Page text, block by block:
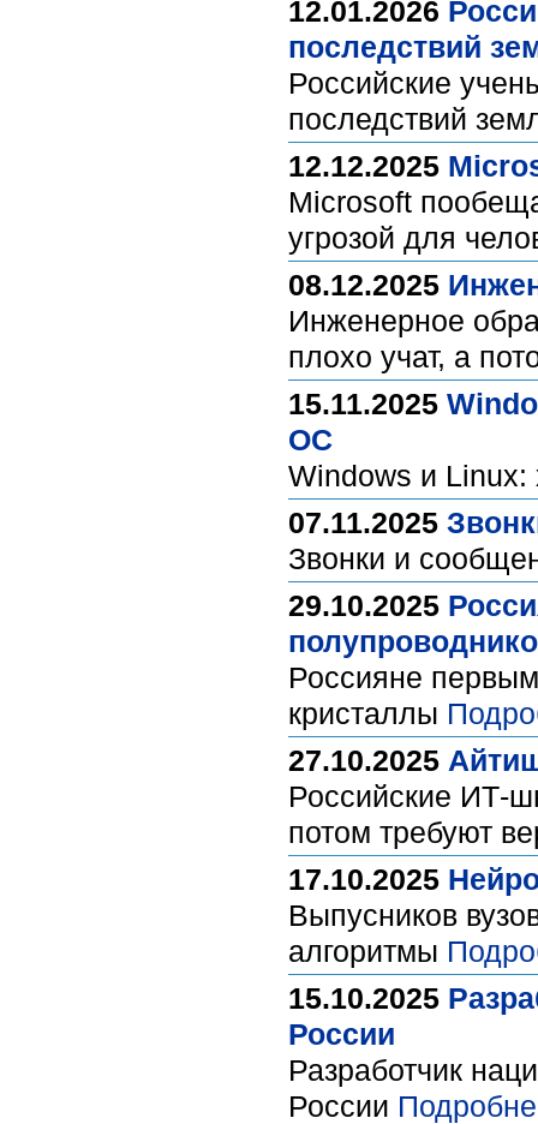
12.01.2026
последствий
Российские
последствий
12.12.2025
Microsoft
угрозой для
08.12.2025
Инженерное
плохо учат, а
15.11.2025
ОС
Windows и Linux:
07.11.2025
Звонки и
29.10.2025
Россияне
кристаллы
27.10.2025
Российские ИТ-
потом требуют
17.10.2025
Выпусников
алгоритмы
15.10.2025
России
Разработчик
России